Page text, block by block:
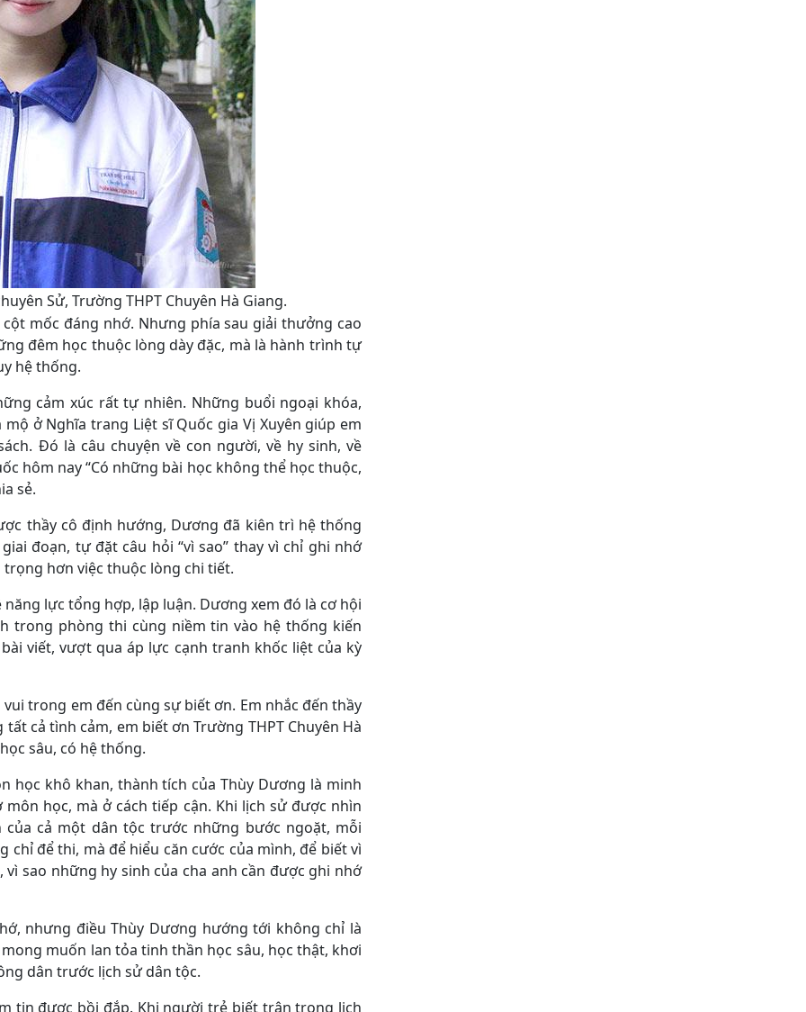
Sử, Trường THPT Chuyên Hà Giang.
mốc đáng nhớ. Nhưng phía sau giải thưởng cao
đêm học thuộc lòng dày đặc, mà là hành trình tự
hệ thống.
cảm xúc rất tự nhiên. Những buổi ngoại khóa,
ở Nghĩa trang Liệt sĩ Quốc gia Vị Xuyên giúp em
Đó là câu chuyện về con người, về hy sinh, về
hôm nay “Có những bài học không thể học thuộc,
sẻ.
thầy cô định hướng, Dương đã kiên trì hệ thống
đoạn, tự đặt câu hỏi “vì sao” thay vì chỉ ghi nhớ
trọng hơn việc thuộc lòng chi tiết.
năng lực tổng hợp, lập luận. Dương xem đó là cơ hội
trong phòng thi cùng niềm tin vào hệ thống kiến
viết, vượt qua áp lực cạnh tranh khốc liệt của kỳ
trong em đến cùng sự biết ơn. Em nhắc đến thầy
cả tình cảm, em biết ơn Trường THPT Chuyên Hà
sâu, có hệ thống.
học khô khan, thành tích của Thùy Dương là minh
học, mà ở cách tiếp cận. Khi lịch sử được nhìn
cả một dân tộc trước những bước ngoặt, mỗi
chỉ để thi, mà để hiểu căn cước của mình, để biết vì
sao những hy sinh của cha anh cần được ghi nhớ
nhưng điều Thùy Dương hướng tới không chỉ là
muốn lan tỏa tinh thần học sâu, học thật, khơi
dân trước lịch sử dân tộc.
tin được bồi đắp. Khi người trẻ biết trân trọng lịch